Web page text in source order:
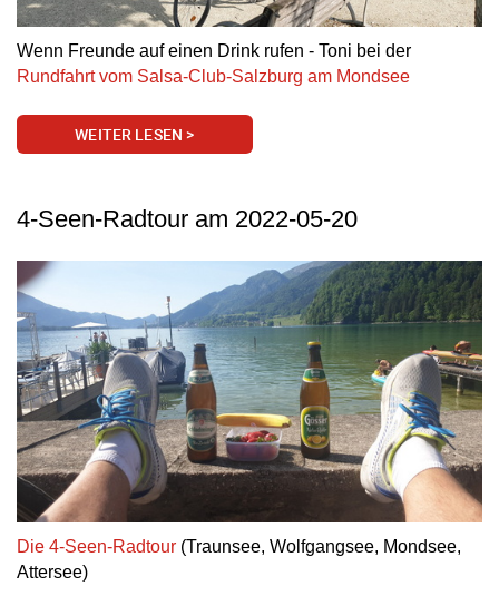
Wenn Freunde auf einen Drink rufen - Toni bei der
Rundfahrt vom Salsa-Club-Salzburg am Mondsee
WEITER LESEN >
4-Seen-Radtour am 2022-05-20
Die 4-Seen-Radtour (Traunsee, Wolfgangsee, Mondsee,
Attersee)